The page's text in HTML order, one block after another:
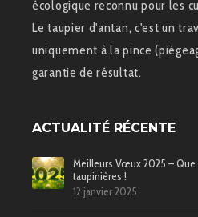
écologique reconnu pour les
Le taupier d'antan, c'est un
uniquement à la pince
garantie de résultat.
ACTUALITÉ RÉCENTE
Meilleurs Vœux 2025 –
taupinières !
12 janvier 2025